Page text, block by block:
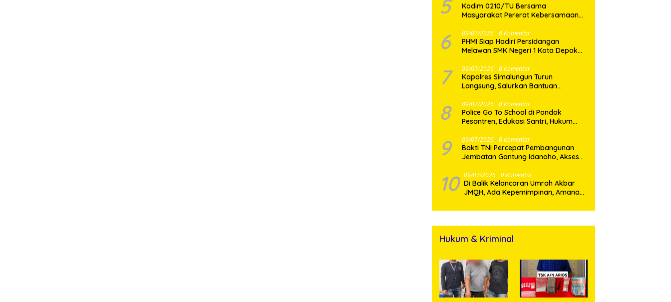
5
Kodim 0210/TU Bersama
Masyarakat Pererat Kebersamaan
Semangat di Keseruan Nobar Piala
Dunia 2026
6 09/07/2026 0 Komentar
PHMI Siap Hadiri Persidangan
Melawan SMK Negeri 1 Kota Depok
Penggunaan Dana BOS Berkisar 6,9
Miliar
7 09/07/2026 0 Komentar
Kapolres Simalungun Turun
Langsung, Salurkan Bantuan
Puting Beliung di Pematang Bandar
8 09/07/2026 0 Komentar
Police Go To School di Pondok
Pesantren, Edukasi Santri, Hukum
Muda
9 09/07/2026 0 Komentar
Bakti TNI Percepat Pembangunan
Jembatan Gantung Idanoho, Akses
Pulih
10 09/07/2026 0 Komentar
Di Balik Kelancaran Umrah Akbar
JMQH, Ada Kepemimpinan, Amanah,
Hukum & Kriminal